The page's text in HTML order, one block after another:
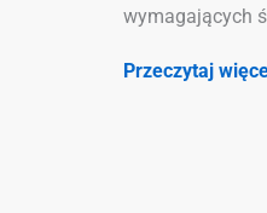
wymagających
Przeczytaj